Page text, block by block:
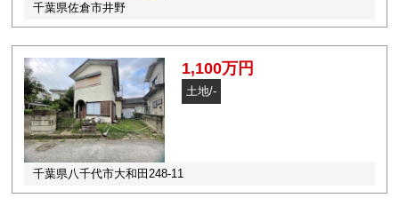
千葉県佐倉市井野
1,100万円
土地/-
千葉県八千代市大和田248-11